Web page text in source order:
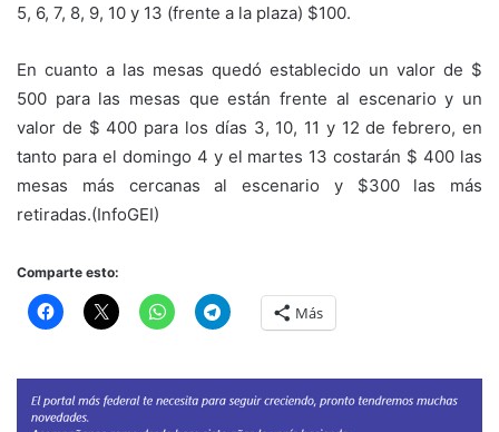
5, 6, 7, 8, 9, 10 y 13 (frente a la plaza) $100.
En cuanto a las mesas quedó establecido un valor de $
500 para las mesas que están frente al escenario y un
valor de $ 400 para los días 3, 10, 11 y 12 de febrero, en
tanto para el domingo 4 y el martes 13 costarán $ 400 las
mesas más cercanas al escenario y $300 las más
retiradas.(InfoGEI)
Comparte esto:
Más